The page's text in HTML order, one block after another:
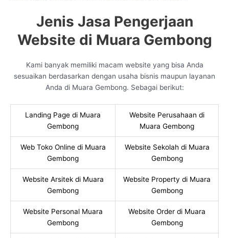
Jenis Jasa Pengerjaan
Website di Muara Gembong
Kami banyak memiliki macam website yang bisa Anda
sesuaikan berdasarkan dengan usaha bisnis maupun layanan
Anda di Muara Gembong. Sebagai berikut:
Landing Page di Muara
Gembong
Website Perusahaan di
Muara Gembong
Web Toko Online di Muara
Gembong
Website Sekolah di Muara
Gembong
Website Arsitek di Muara
Gembong
Website Property di Muara
Gembong
Website Personal Muara
Gembong
Website Order di Muara
Gembong